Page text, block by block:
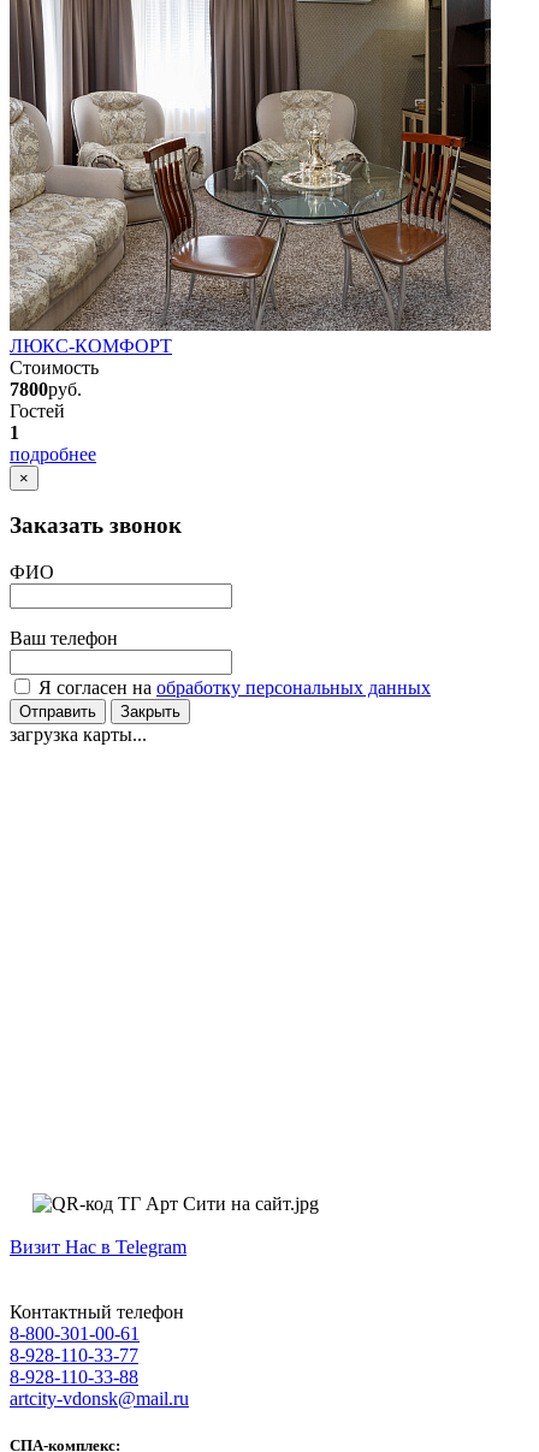
ЛЮКС-КОМФОРТ
Стоимость
7800руб.
Гостей
1
подробнее
×
Заказать звонок
ФИО
Ваш телефон
Я согласен на обработку персональных данных
Отправить Закрыть
загрузка карты...
Визит Нас в Telegram
Контактный телефон
8-800-301-00-61
8-928-110-33-77
8-928-110-33-88
artcity-vdonsk@mail.ru
СПА-комплекс: